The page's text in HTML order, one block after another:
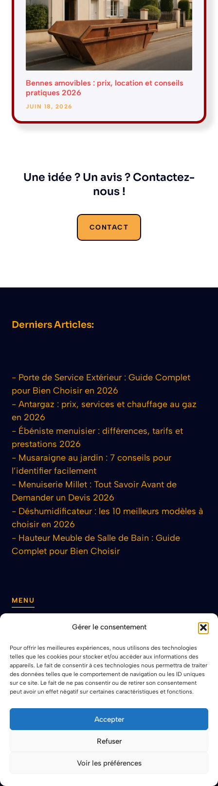
Gérer le consentement
Pour offrir les meilleures expériences, nous utilisons des technologies
telles que les cookies pour stocker et/ou accéder aux informations des
appareils. Le fait de consentir à ces technologies nous permettra de traiter
des données telles que le comportement de navigation ou les ID uniques
sur ce site. Le fait de ne pas consentir ou de retirer son consentement
peut avoir un effet négatif sur certaines caractéristiques et fonctions.
Accepter
Refuser
Voir les préférences
Bennes amovibles : prix, location et conseils
pratiques 2026
JUIN 18, 2026
Une idée ? Un avis ? Contactez-
nous !
CONTACT
Derniers Articles:
- Porte de Service Extérieur : Guide Complet
pour Bien Choisir en 2026
- Antargaz : prix, services et chauffage au gaz
en 2026
- Ébéniste menuisier : différences, tarifs et
prestations 2026
- Musaraigne au jardin : 7 conseils pour
l’identifier facilement
- Menuiserie Millet : Tout Savoir Avant de
Demander un Devis 2026
- Déshumidificateur : les 10 meilleurs modèles à
choisir en 2026
- Hauteur Meuble de Salle de Bain : Guide
Complet pour Bien Choisir
MENU
Mentions légales
Contact
.